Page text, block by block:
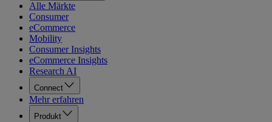
Alle Märkte
Consumer
eCommerce
Mobility
Consumer Insights
eCommerce Insights
Research AI
Connect
Mehr erfahren
Produkt